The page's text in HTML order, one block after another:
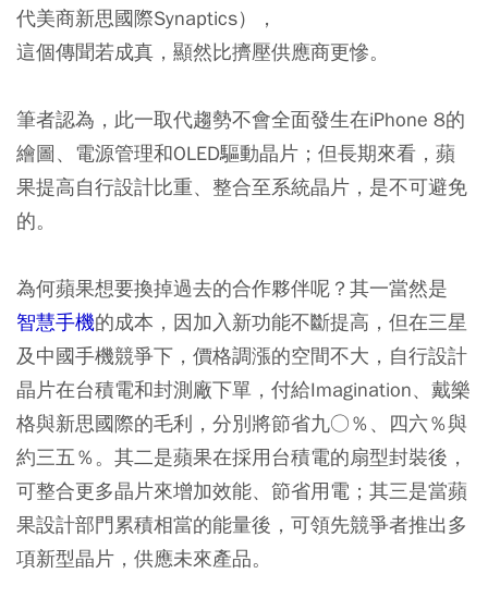
代美商新思國際Synaptics），
這個傳聞若成真，顯然比擠壓供應商更慘。
筆者認為，此一取代趨勢不會全面發生在iPhone 8的
繪圖、電源管理和OLED驅動晶片；但長期來看，蘋
果提高自行設計比重、整合至系統晶片，是不可避免
的。
為何蘋果想要換掉過去的合作夥伴呢？其一當然是
智慧手機的成本，因加入新功能不斷提高，但在三星
及中國手機競爭下，價格調漲的空間不大，自行設計
晶片在台積電和封測廠下單，付給Imagination、戴樂
格與新思國際的毛利，分別將節省九○％、四六％與
約三五％。其二是蘋果在採用台積電的扇型封裝後，
可整合更多晶片來增加效能、節省用電；其三是當蘋
果設計部門累積相當的能量後，可領先競爭者推出多
項新型晶片，供應未來產品。